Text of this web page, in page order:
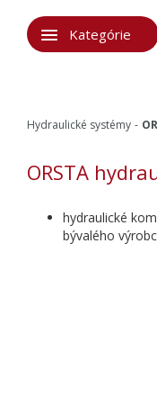
Kategórie
Hydraulické systémy
ORSTA
hydraulické
bývalého